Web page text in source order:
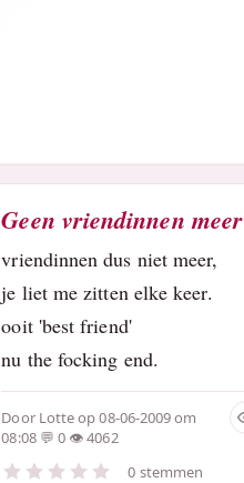
Geen vriendinnen meer
vriendinnen dus niet meer,
je liet me zitten elke keer.
ooit 'best friend'
nu the focking end.
Door Lotteop 08-06-2009 om
08:08
0
4062
0 stemmen